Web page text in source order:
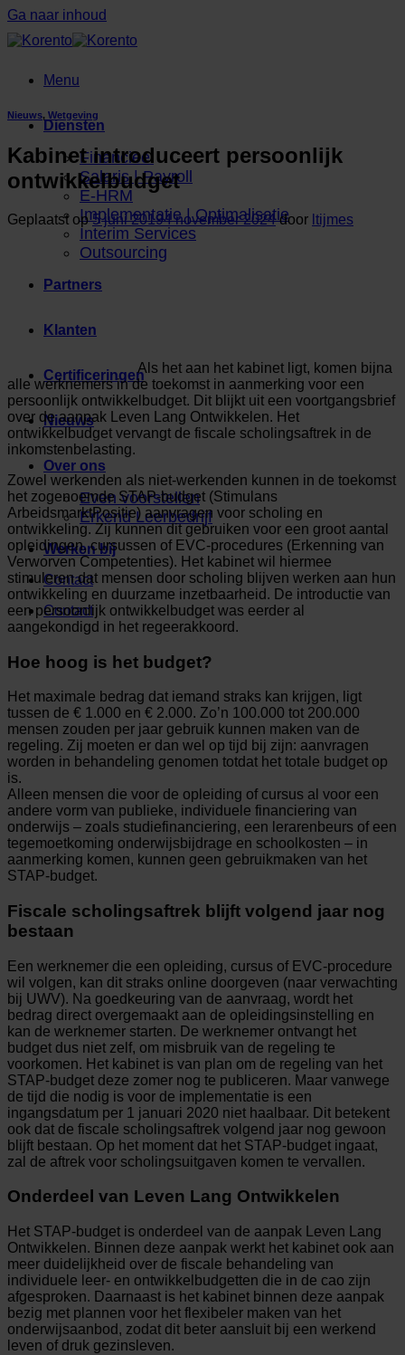
Ga naar inhoud
Menu
Diensten
Financieel
Salaris | Payroll
E-HRM
Implementatie | Optimalisatie
Interim Services
Outsourcing
Partners
Klanten
Certificeringen
Nieuws
Over ons
Even voorstellen
Erkend Leerbedrijf
Werken bij
Contact
Contact
Nieuws, Wetgeving
Kabinet introduceert persoonlijk
ontwikkelbudget
Geplaatst op5 juni 20194 november 2024 door ltijmes
Als het aan het kabinet ligt, komen bijna
alle werknemers in de toekomst in aanmerking voor een
persoonlijk ontwikkelbudget. Dit blijkt uit een voortgangsbrief
over de aanpak Leven Lang Ontwikkelen. Het
ontwikkelbudget vervangt de fiscale scholingsaftrek in de
inkomstenbelasting.
Zowel werkenden als niet-werkenden kunnen in de toekomst
het zogenoemde STAP-budget (Stimulans
ArbeidsmarktPositie) aanvragen voor scholing en
ontwikkeling. Zij kunnen dit gebruiken voor een groot aantal
opleidingen, cursussen of EVC-procedures (Erkenning van
Verworven Competenties). Het kabinet wil hiermee
stimuleren dat mensen door scholing blijven werken aan hun
ontwikkeling en duurzame inzetbaarheid. De introductie van
een persoonlijk ontwikkelbudget was eerder al
aangekondigd in het regeerakkoord.
Hoe hoog is het budget?
Het maximale bedrag dat iemand straks kan krijgen, ligt
tussen de € 1.000 en € 2.000. Zo’n 100.000 tot 200.000
mensen zouden per jaar gebruik kunnen maken van de
regeling. Zij moeten er dan wel op tijd bij zijn: aanvragen
worden in behandeling genomen totdat het totale budget op
is.
Alleen mensen die voor de opleiding of cursus al voor een
andere vorm van publieke, individuele financiering van
onderwijs – zoals studiefinanciering, een lerarenbeurs of een
tegemoetkoming onderwijsbijdrage en schoolkosten – in
aanmerking komen, kunnen geen gebruikmaken van het
STAP-budget.
Fiscale scholingsaftrek blijft volgend jaar nog
bestaan
Een werknemer die een opleiding, cursus of EVC-procedure
wil volgen, kan dit straks online doorgeven (naar verwachting
bij UWV). Na goedkeuring van de aanvraag, wordt het
bedrag direct overgemaakt aan de opleidingsinstelling en
kan de werknemer starten. De werknemer ontvangt het
budget dus niet zelf, om misbruik van de regeling te
voorkomen. Het kabinet is van plan om de regeling van het
STAP-budget deze zomer nog te publiceren. Maar vanwege
de tijd die nodig is voor de implementatie is een
ingangsdatum per 1 januari 2020 niet haalbaar. Dit betekent
ook dat de fiscale scholingsaftrek volgend jaar nog gewoon
blijft bestaan. Op het moment dat het STAP-budget ingaat,
zal de aftrek voor scholingsuitgaven komen te vervallen.
Onderdeel van Leven Lang Ontwikkelen
Het STAP-budget is onderdeel van de aanpak Leven Lang
Ontwikkelen. Binnen deze aanpak werkt het kabinet ook aan
meer duidelijkheid over de fiscale behandeling van
individuele leer- en ontwikkelbudgetten die in de cao zijn
afgesproken. Daarnaast is het kabinet binnen deze aanpak
bezig met plannen voor het flexibeler maken van het
onderwijsaanbod, zodat dit beter aansluit bij een werkend
leven of druk gezinsleven.